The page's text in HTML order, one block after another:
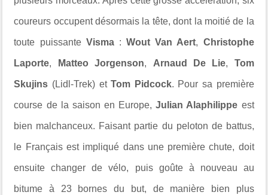
coureurs occupent désormais la tête, dont la moitié de la
toute puissante Visma:Wout Van Aert, Christophe
Laporte, Matteo Jorgenson, Arnaud De Lie, Tom
Skujins (Lidl-Trek) etTom Pidcock. Pour sa première
course de la saison en Europe,Julian Alaphilippe est
bien malchanceux. Faisant partie du peloton de battus,
le Français est impliqué dans une première chute, doit
ensuite changer de vélo, puis goûte à nouveau au
bitume à 23 bornes du but, de manière bien plus